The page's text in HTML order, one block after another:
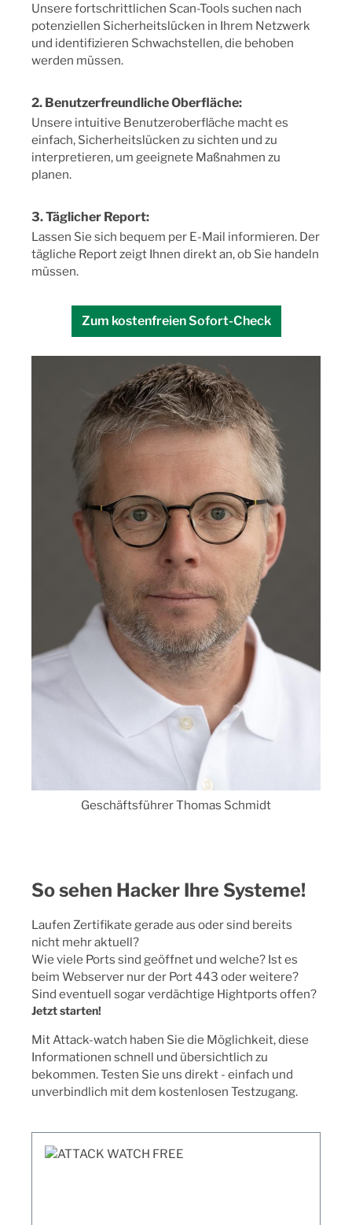
Unsere fortschrittlichen Scan-Tools suchen nach
potenziellen Sicherheitslücken in Ihrem Netzwerk
und identifizieren Schwachstellen, die behoben
werden müssen.
2. Benutzerfreundliche Oberfläche:
Unsere intuitive Benutzeroberfläche macht es
einfach, Sicherheitslücken zu sichten und zu
interpretieren, um geeignete Maßnahmen zu
planen.
3. Täglicher Report:
Lassen Sie sich bequem per E-Mail informieren. Der
tägliche Report zeigt Ihnen direkt an, ob Sie handeln
müssen.
Zum kostenfreien Sofort-Check
Geschäftsführer Thomas Schmidt
So sehen Hacker Ihre Systeme!
Laufen Zertifikate gerade aus oder sind bereits
nicht mehr aktuell?
Wie viele Ports sind geöffnet und welche? Ist es
beim Webserver nur der Port 443 oder weitere?
Sind eventuell sogar verdächtige Hightports offen?
Jetzt starten!
Mit Attack-watch haben Sie die Möglichkeit, diese
Informationen schnell und übersichtlich zu
bekommen. Testen Sie uns direkt - einfach und
unverbindlich mit dem kostenlosen Testzugang.